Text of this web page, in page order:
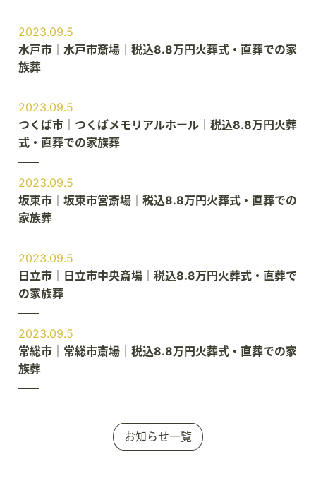
2023.09.5
水戸市｜水戸市斎場｜税込8.8万円火葬式・直葬での家
族葬
2023.09.5
つくば市｜つくばメモリアルホール｜税込8.8万円火葬
式・直葬での家族葬
2023.09.5
坂東市｜坂東市営斎場｜税込8.8万円火葬式・直葬での
家族葬
2023.09.5
日立市｜日立市中央斎場｜税込8.8万円火葬式・直葬で
の家族葬
2023.09.5
常総市｜常総市斎場｜税込8.8万円火葬式・直葬での家
族葬
お知らせ一覧